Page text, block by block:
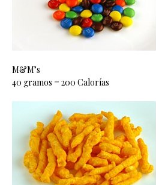
M&M’s
40 gramos = 200 Calorías